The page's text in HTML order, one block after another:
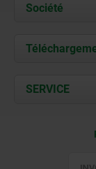
Société
À propos
Contact
Documents
SERVICE